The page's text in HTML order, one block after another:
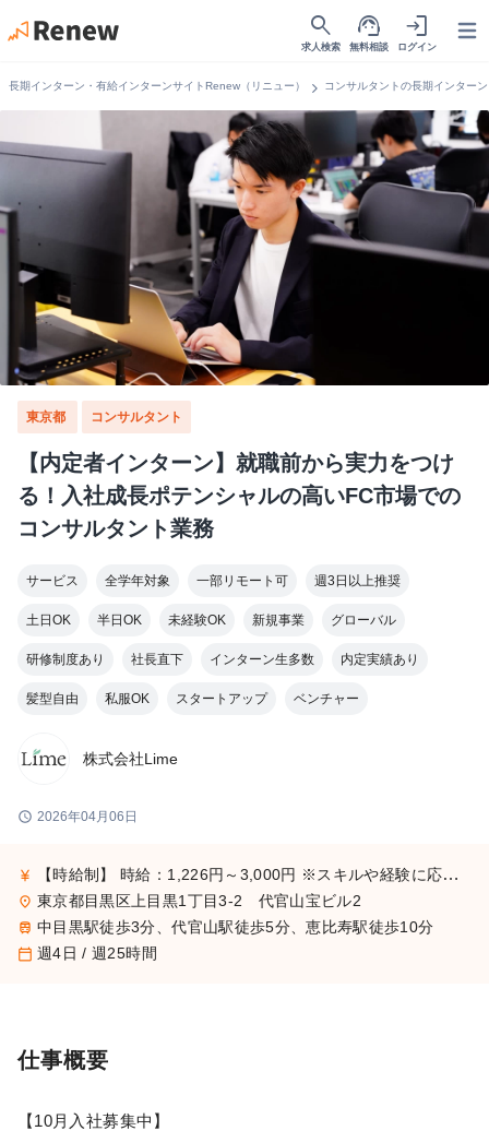
search
求人検索
support_agent
無料相談
login
ログイン
長期インターン・有給インターンサイトRenew（リニュー） chevron_right コンサルタントの長期インター
東京都 コンサルタント
【内定者インターン】就職前から実力をつけ
る！入社成長ポテンシャルの高いFC市場での
コンサルタント業務
サービス 全学年対象 一部リモート可 週3日以上推奨
土日OK 半日OK 未経験OK 新規事業 グローバル
研修制度あり 社長直下 インターン生多数 内定実績あり
髪型自由 私服OK スタートアップ ベンチャー
株式会社Lime
schedule 2026年04月06日
currency_yen 【時給制】 時給：1,226円～3,000円 ※スキルや経験に応じて昇給します。 【月給制】 尚、フルコミットできる方は月給制もご用意しております。 月給: 230,000円〜 ※毎月行う評価面談により毎月昇給の可能性あり ※年間の昇給平均額80,000円 <モデル月収> 260,000円 /入社6ヶ月 330,000円 /入社1年 400,000円 /入社1年半 500,000円 /入社2年
place 東京都目黒区上目黒1丁目3-2 代官山宝ビル2
train 中目黒駅徒歩3分、代官山駅徒歩5分、恵比寿駅徒歩10分
calendar_today 週4日 / 週25時間
仕事概要
【10月入社募集中】